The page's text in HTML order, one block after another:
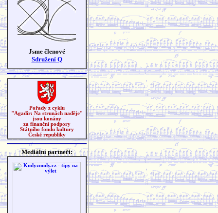
Jsme členové
Sdružení Q
Pořady z cyklu
"Agadir: Na strunách naděje"
jsou konány
za finanční podpory
Státního fondu kultury
České republiky
Mediální partneři: